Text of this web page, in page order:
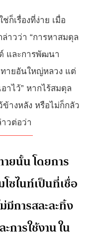
ก็เรื่องที่ง่าย เมื่อ
าวว่า “การหาสมดุล
และการพัฒนา
ายอันใหญ่หลวง แต่
าไว้” หากไร้สมดุล
ข้างหลัง หรือไม่ก็กลัว
วต่อว่า
ยนั้น โดยการ
ซไนท์เป็นที่เชื่อ
มีการสละละทิ้ง
ารใช้งาน ใน